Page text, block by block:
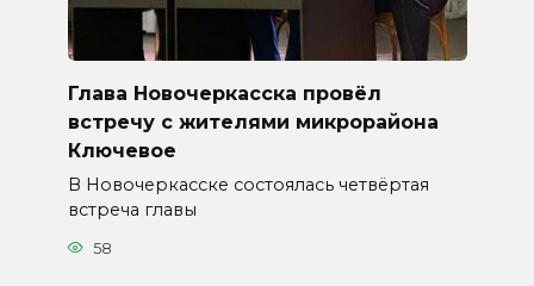
Глава Новочеркасска провёл
встречу с жителями микрорайона
Ключевое
В Новочеркасске состоялась четвёртая
встреча главы
58